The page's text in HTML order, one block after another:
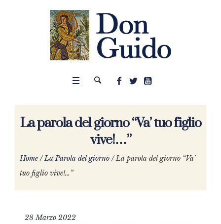
La parola del giorno “Va’ tuo figlio
vive!…”
Home /La Parola del giorno /La parola del giorno “Va’
tuo figlio vive!…”
28 Marzo 2022